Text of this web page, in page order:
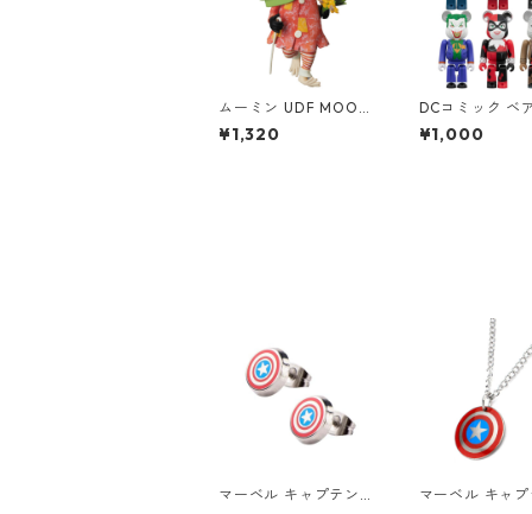
ムーミン UDF MOOMI
N ロッドユール フィギ
ュア
¥1,320
DCコミック ベ
ック
ASE BATMAN
¥1,000
マーベル キャプテン・
マーベル キャ